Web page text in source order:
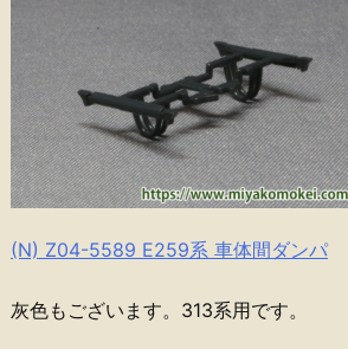
(N) Z04-5589 E259系 車体間ダンパ
灰色もございます。313系用です。